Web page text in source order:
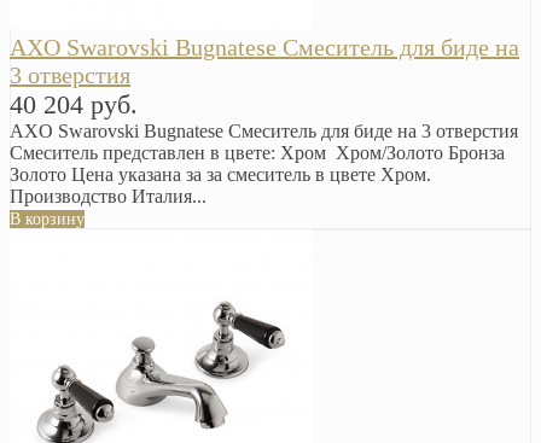
AXO Swarovski Bugnatese Смеситель для биде на
3 отверстия
40 204 руб.
AXO Swarovski Bugnatese Смеситель для биде на 3 отверстия
Смеситель представлен в цвете: Хром Хром/Золото Бронза
Золото Цена указана за за смеситель в цвете Хром.
Производство Италия...
В корзину